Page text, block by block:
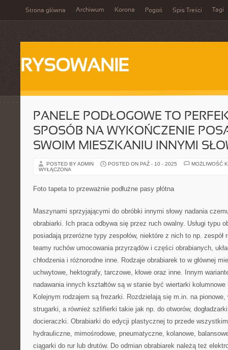
Strona główna Archiwum Korona Pogoń Spis Treści Tagi
RYSOWANIE
PANELE PODŁOGOWE TO
SPOSÓB NA WYKOŃCZENIE
SWOIM MIESZKANIU INNYMI
POSTED BY ADMIN POSTED ON PAŹ - 10 - 2025
MOŻLIWOŚĆ
WYŁĄCZONA
Foto tapeta to przeważnie podłużne pasy płótna
Maszynami sprzyjającymi do obróbki innymi słowy nadania
obrabiarki. Ich praca odbywa się przez ruch owalny. Usługi typu
posiadają przeróżne typy zespołów, niektóre z nich to np. zespół
teamy ruchów umocowania przyrządów i części obrabianych,
chłodzenia i różnorodne inne. Rodzaje obrabiarek to w głównej
uchwytowe, hektografy, tarczowe, kłowe oraz inne. Innym
nadawania innych kształtów są w stanie być wiertarki kolumnowe
Kolejnym rodzajem są frezarki. Rozdzielają się m.in. na pionowe,
strugarki, a również szlifierki takie jak np. do otworów,
docieraczki. Obrabiarki do edycji plastycznej to przede
hydrauliczne, mimośrodowe, pneumatyczne, kolanowe,
ciągarki do rur lub drutów. Do odmian obrabiarek należą też